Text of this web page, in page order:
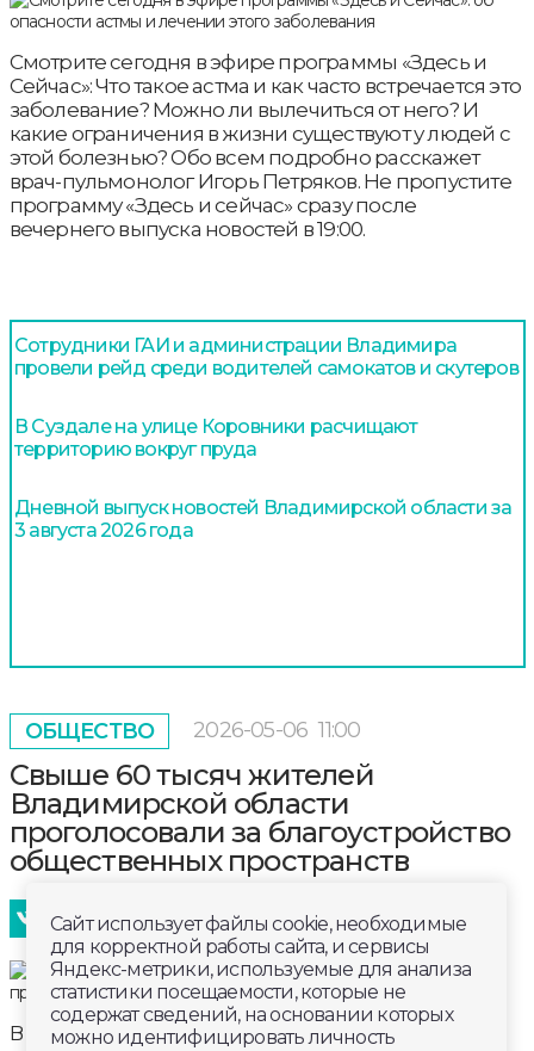
Смотрите сегодня в эфире программы «Здесь и
Сейчас»: Что такое астма и как часто встречается это
заболевание? Можно ли вылечиться от него? И
какие ограничения в жизни существуют у людей с
этой болезнью? Обо всем подробно расскажет
врач-пульмонолог Игорь Петряков. Не пропустите
программу «Здесь и сейчас» сразу после
вечернего выпуска новостей в 19:00.
Сотрудники ГАИ и администрации Владимира
провели рейд среди водителей самокатов и скутеров
В Суздале на улице Коровники расчищают
территорию вокруг пруда
Дневной выпуск новостей Владимирской области за
3 августа 2026 года
ОБЩЕСТВО 2026-05-06 11:00
Свыше 60 тысяч жителей
Владимирской области
проголосовали за благоустройство
общественных пространств
В регионе продолжается VI Всероссийское
Сайт использует файлы cookie, необходимые
для корректной работы сайта, и сервисы
Яндекс-метрики, используемые для анализа
статистики посещаемости, которые не
содержат сведений, на основании которых
можно идентифицировать личность